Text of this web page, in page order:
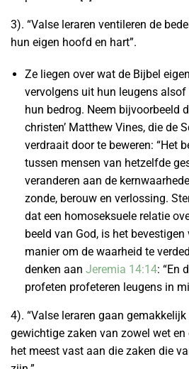
3). “Valse leraren ventileren de
hun eigen hoofd en hart”.
Ze liegen over wat de Bijbel
vervolgens uit hun leugens
hun bedrog. Neem bijvoorbeeld
christen’ Matthew Vines, die de
verdraait door te beweren: “Het
tussen mensen van hetzelfde
veranderen aan de
zonde, berouw en verlossing.
dat een homoseksuele relatie
beeld van God, is het
manier om de waarheid te
denken aan Jeremia 14:14: “En
profeten profeteren leugens in
4). “Valse leraren gaan
gewichtige zaken van zowel wet en
het meest vast aan die zaken die